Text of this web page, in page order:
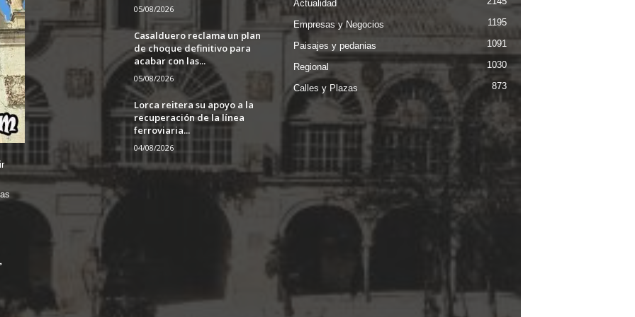
05/08/2026
Casalduero reclama un plan
de choque definitivo para
acabar con las...
05/08/2026
Lorca reitera su apoyo a la
recuperación de la línea
ferroviaria...
04/08/2026
Actualidad
Empresas y Negocios 1195
Paisajes y pedanias 1091
Regional 1030
Calles y Plazas 873